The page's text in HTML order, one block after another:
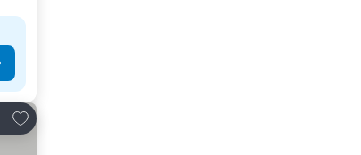
Lisää suosikkeihin